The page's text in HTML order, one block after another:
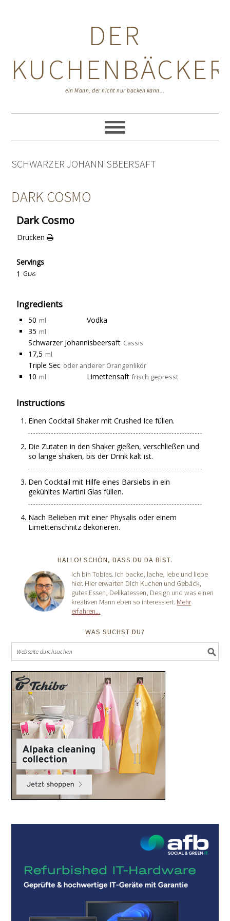
DER
KUCHENBÄCKER
ein Mann, der nicht nur backen kann...
SCHWARZER JOHANNISBEERSAFT
DARK COSMO
Dark Cosmo
Drucken
Servings
1 Glas
Ingredients
50 ml
Vodka
35 ml
Schwarzer Johannisbeersaft Cassis
17,5 ml
Triple Sec oder anderer Orangenlikör
10 ml Limettensaft frisch gepresst
Instructions
Einen Cocktail Shaker mit Crushed Ice füllen.
Die Zutaten in den Shaker gießen, verschließen und
so lange shaken, bis der Drink kalt ist.
Den Cocktail mit Hilfe eines Barsiebs in ein
gekühltes Martini Glas füllen.
Nach Belieben mit einer Physalis oder einem
Limettenschnitz dekorieren.
HALLO! SCHÖN, DASS DU DA BIST.
Ich bin Tobias. Ich backe, lache, lebe und liebe
hier. Hier erwarten Dich Kuchen und Gebäck,
gutes Essen, Delikatessen, Design und was einen
kreativen Mann eben so interessiert. Mehr
erfahren...
WAS SUCHST DU?